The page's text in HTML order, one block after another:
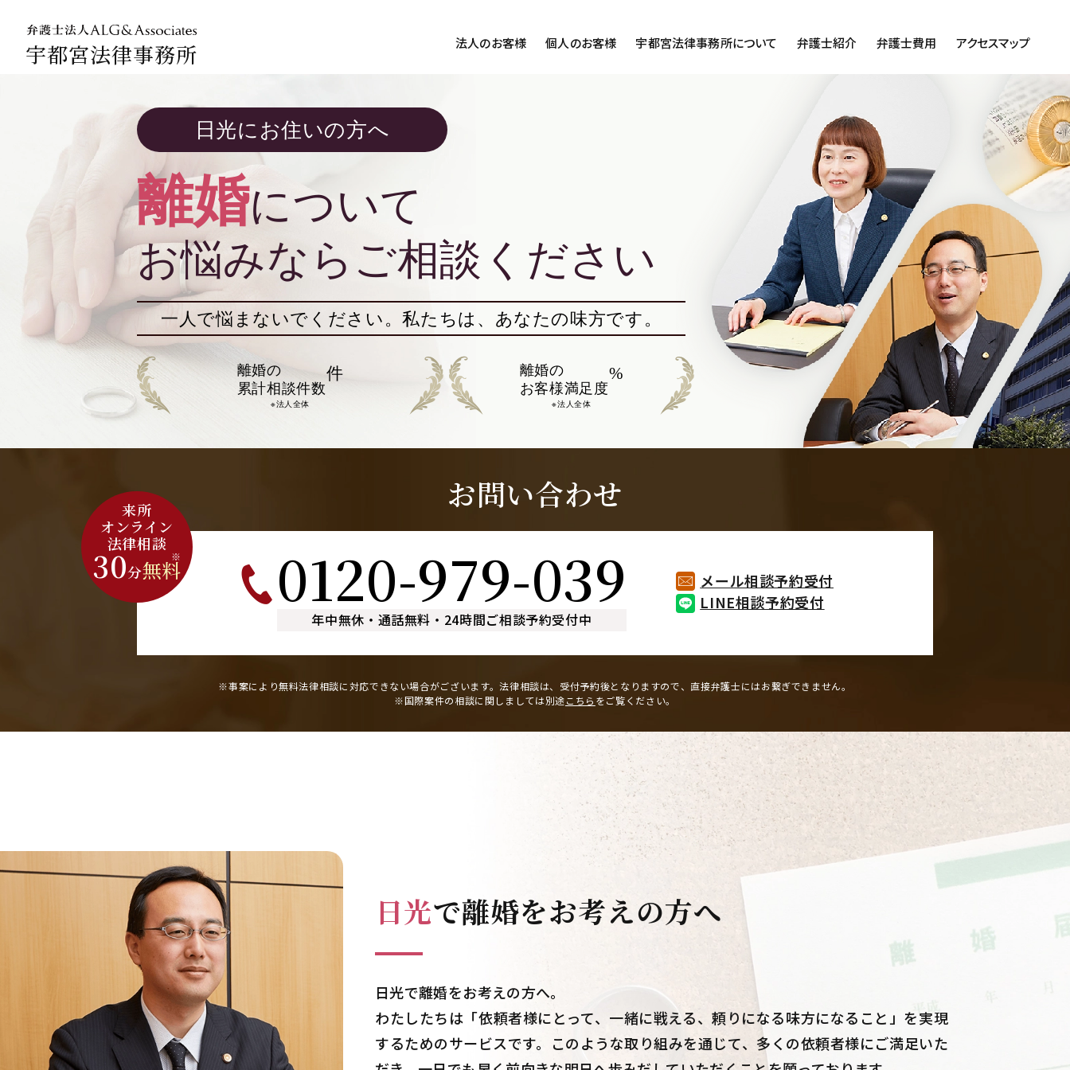
宇都宮法律事務所 法人のお客様
企業法務専用サイト
個人のお客様
交通事故
離婚問題
宇都宮法律事務所について 弁護士紹介 弁護士費用 アクセスマップ
日光にお住いの方へ
離婚について
お悩みならご相談ください
一人で悩まないでください。私たちは、あなたの味方です。
離婚の
累計相談件数
件
※法人全体
離婚の
お客様満足度
%
※法人全体
お問い合わせ
来所
オンライン
法律相談
30分無料
※ 0120-979-039
年中無休 ・ 通話無料 ・ 24時間ご相談予約受付中
メール相談予約受付
LINE相談予約受付
※事案により無料法律相談に対応できない場合がございます。法律相談は、受付予約後となりますので、 直接弁護士にはお繋ぎできません。
※国際案件の相談に関しましては別途こちら をご覧ください。
日光で離婚をお考えの方へ
日光で離婚をお考えの方へ。
わたしたちは「依頼者様にとって、一緒に戦える、頼りになる味方になること」を実現
するためのサービスです。このような取り組みを通じて、多くの依頼者様にご満足いた